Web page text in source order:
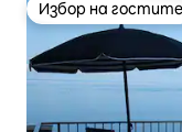
Избор на гостите
Избор на гостите